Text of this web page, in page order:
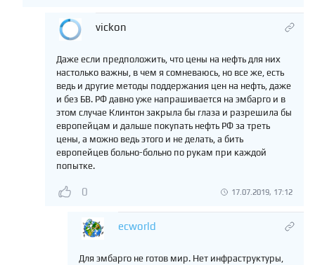
vickon
Даже если предположить, что цены на нефть для них
настолько важны, в чем я сомневаюсь, но все же, есть
ведь и другие методы поддержания цен на нефть, даже
и без БВ. РФ давно уже напрашивается на эмбарго и в
этом случае Клинтон закрыла бы глаза и разрешила бы
европейцам и дальше покупать нефть РФ за треть
цены, а можно ведь этого и не делать, а бить
европейцев больно-больно по рукам при каждой
попытке.
0 17.07.2019, 17:12
ecworld
Для эмбарго не готов мир. Нет инфраструктуры,